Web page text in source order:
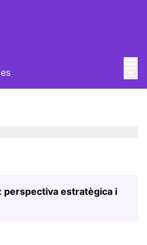
estratègica i